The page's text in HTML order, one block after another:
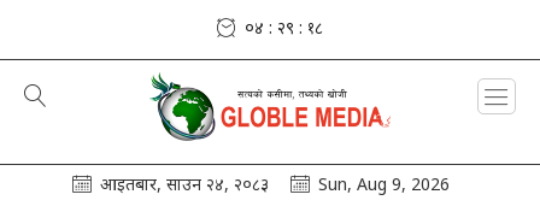
०४ : २९ : १९
आइतबार, साउन २४, २०८३ Sun, Aug 9, 2026